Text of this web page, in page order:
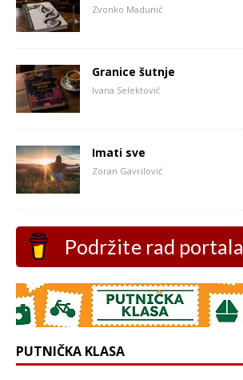
Zvonko Madunić
Granice šutnje
Ivana Selektović
Imati sve
Zoran Gavrilović
Podržite rad portala
PUTNIČKA KLASA